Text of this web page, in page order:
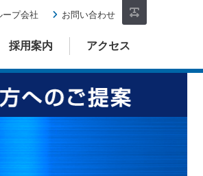
採用案内 アクセス
ープ会社 お問い合わせ
ント